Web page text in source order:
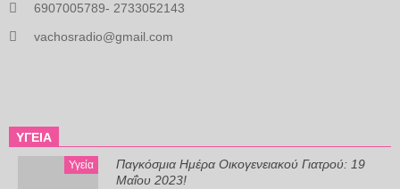
6907005789- 2733052143
vachosradio@gmail.com
ΥΓΕΊΑ
Υγεία
Παγκόσμια Ημέρα Οικογενειακού Γιατρού: 19
Μαΐου 2023!